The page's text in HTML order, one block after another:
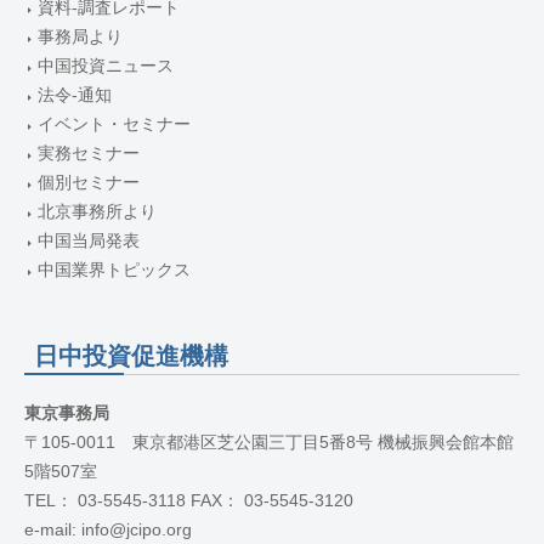
資料-調査レポート
事務局より
中国投資ニュース
法令-通知
イベント・セミナー
実務セミナー
個別セミナー
北京事務所より
中国当局発表
中国業界トピックス
日中投資促進機構
東京事務局
〒105-0011 東京都港区芝公園三丁目5番8号 機械振興会館本館
5階507室
TEL： 03-5545-3118 FAX： 03-5545-3120
e-mail: info@jcipo.org